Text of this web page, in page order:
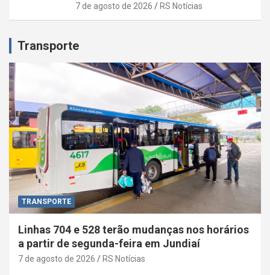
7 de agosto de 2026 RS Notícias
Transporte
TRANSPORTE
Linhas 704 e 528 terão mudanças nos horários
a partir de segunda-feira em Jundiaí
7 de agosto de 2026 RS Notícias